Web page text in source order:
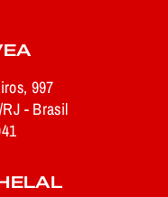
997
- Brasil